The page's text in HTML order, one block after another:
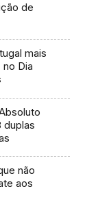
de
mais
Dia
duplas
não
aos